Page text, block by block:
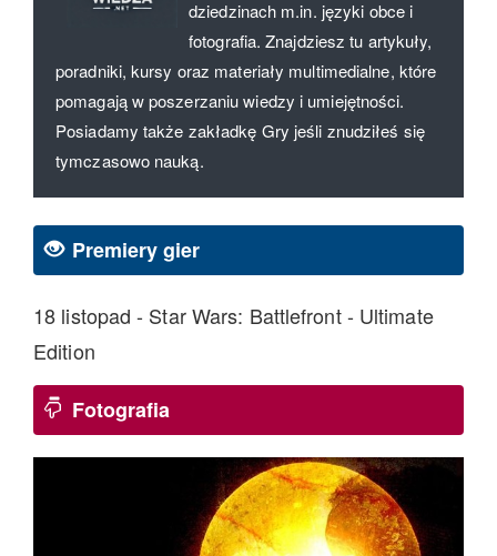
dziedzinach m.in. języki obce i
fotografia. Znajdziesz tu artykuły,
poradniki, kursy oraz materiały multimedialne, które
pomagają w poszerzaniu wiedzy i umiejętności.
Posiadamy także zakładkę Gry jeśli znudziłeś się
tymczasowo nauką.
Premiery gier
18 listopad - Star Wars: Battlefront - Ultimate
Edition
Fotografia